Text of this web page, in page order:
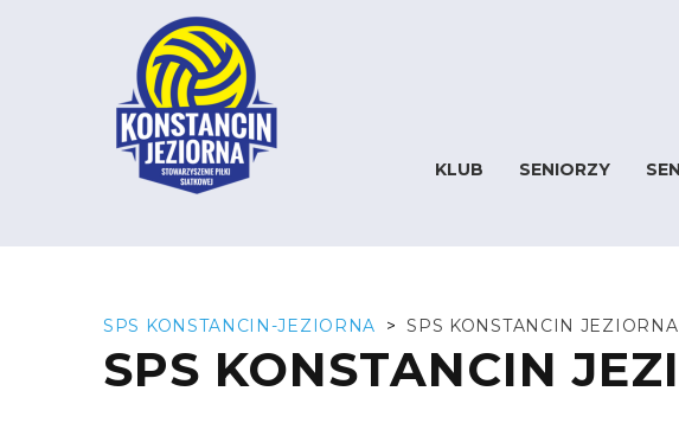
KLUB SENIORZY
SPS KONSTANCIN-JEZIORNA > SPS KONSTANCIN
SPS KONSTANCIN